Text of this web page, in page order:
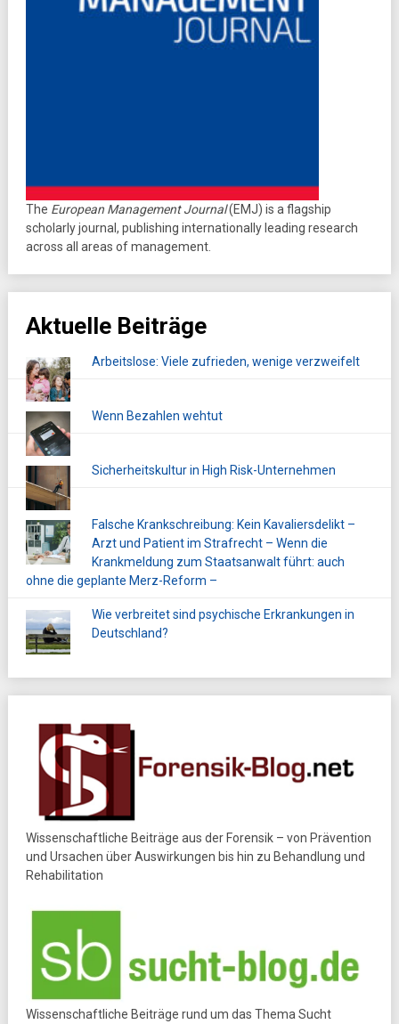
The European Management Journal(EMJ) is a flagship
scholarly journal, publishing internationally leading research
across all areas of management.
Aktuelle Beiträge
Arbeitslose: Viele zufrieden, wenige verzweifelt
Wenn Bezahlen wehtut
Sicherheitskultur in High Risk-Unternehmen
Falsche Krankschreibung: Kein Kavaliersdelikt –
Arzt und Patient im Strafrecht – Wenn die
Krankmeldung zum Staatsanwalt führt: auch
ohne die geplante Merz-Reform –
Wie verbreitet sind psychische Erkrankungen in
Deutschland?
Wissenschaftliche Beiträge aus der Forensik – von Prävention
und Ursachen über Auswirkungen bis hin zu Behandlung und
Rehabilitation
Wissenschaftliche Beiträge rund um das Thema Sucht